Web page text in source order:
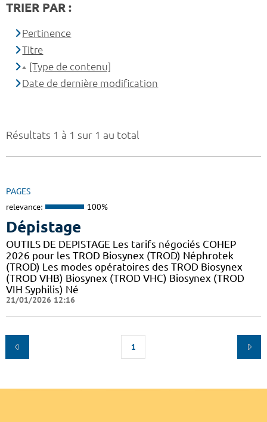
Résultats 1 à 1 sur 1 au total
PAGES
relevance: 100%
Dépistage
OUTILS DE DEPISTAGE Les tarifs négociés COHEP
2026 pour les TROD Biosynex (TROD) Néphrotek
(TROD) Les modes opératoires des TROD Biosynex
(TROD VHB) Biosynex (TROD VHC) Biosynex (TROD
VIH Syphilis) Né
21/01/2026 12:16
1
TRIER PAR :
Pertinence
Titre
[Type de contenu]
Date de dernière modification